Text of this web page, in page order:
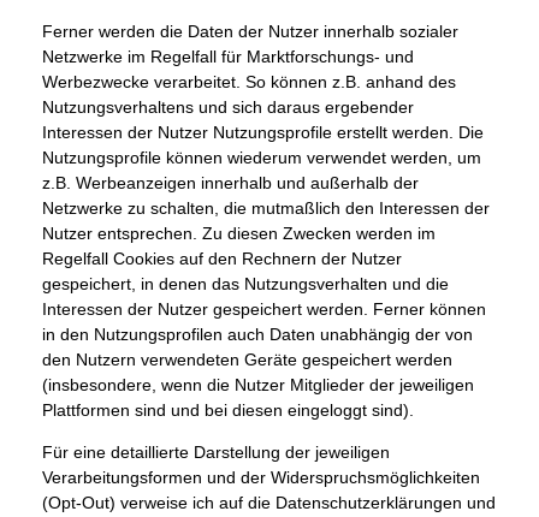
Ferner werden die Daten der Nutzer innerhalb sozialer
Netzwerke im Regelfall für Marktforschungs- und
Werbezwecke verarbeitet. So können z.B. anhand des
Nutzungsverhaltens und sich daraus ergebender
Interessen der Nutzer Nutzungsprofile erstellt werden. Die
Nutzungsprofile können wiederum verwendet werden, um
z.B. Werbeanzeigen innerhalb und außerhalb der
Netzwerke zu schalten, die mutmaßlich den Interessen der
Nutzer entsprechen. Zu diesen Zwecken werden im
Regelfall Cookies auf den Rechnern der Nutzer
gespeichert, in denen das Nutzungsverhalten und die
Interessen der Nutzer gespeichert werden. Ferner können
in den Nutzungsprofilen auch Daten unabhängig der von
den Nutzern verwendeten Geräte gespeichert werden
(insbesondere, wenn die Nutzer Mitglieder der jeweiligen
Plattformen sind und bei diesen eingeloggt sind).
Für eine detaillierte Darstellung der jeweiligen
Verarbeitungsformen und der Widerspruchsmöglichkeiten
(Opt-Out) verweise ich auf die Datenschutzerklärungen und